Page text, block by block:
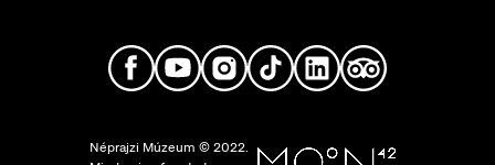
Néprajzi Múzeum © 2022.